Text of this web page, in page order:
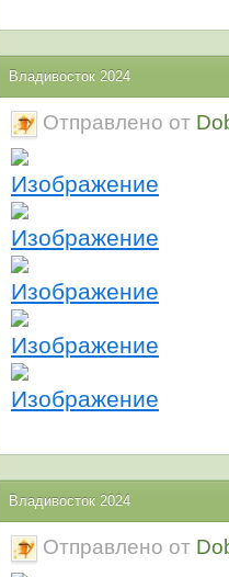
Владивосток 2024
Отправлено от
Владивосток 2024
Отправлено от